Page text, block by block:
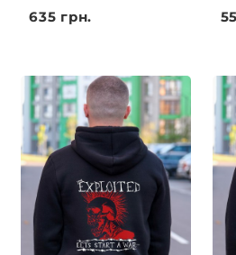
635 грн.